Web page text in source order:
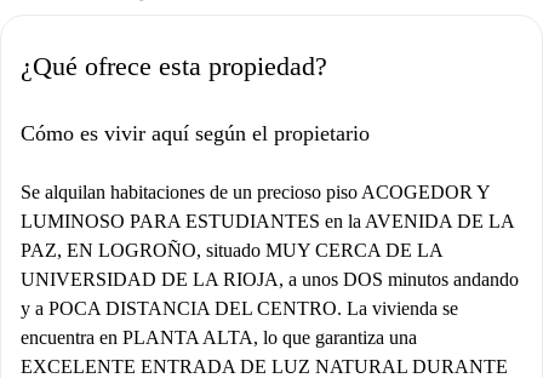
¿Qué ofrece esta propiedad?
Cómo es vivir aquí según el propietario
Se alquilan habitaciones de un precioso piso ACOGEDOR Y
LUMINOSO PARA ESTUDIANTES en la AVENIDA DE LA
PAZ, EN LOGROÑO, situado MUY CERCA DE LA
UNIVERSIDAD DE LA RIOJA, a unos DOS minutos andando
y a POCA DISTANCIA DEL CENTRO. La vivienda se
encuentra en PLANTA ALTA, lo que garantiza una
EXCELENTE ENTRADA DE LUZ NATURAL DURANTE